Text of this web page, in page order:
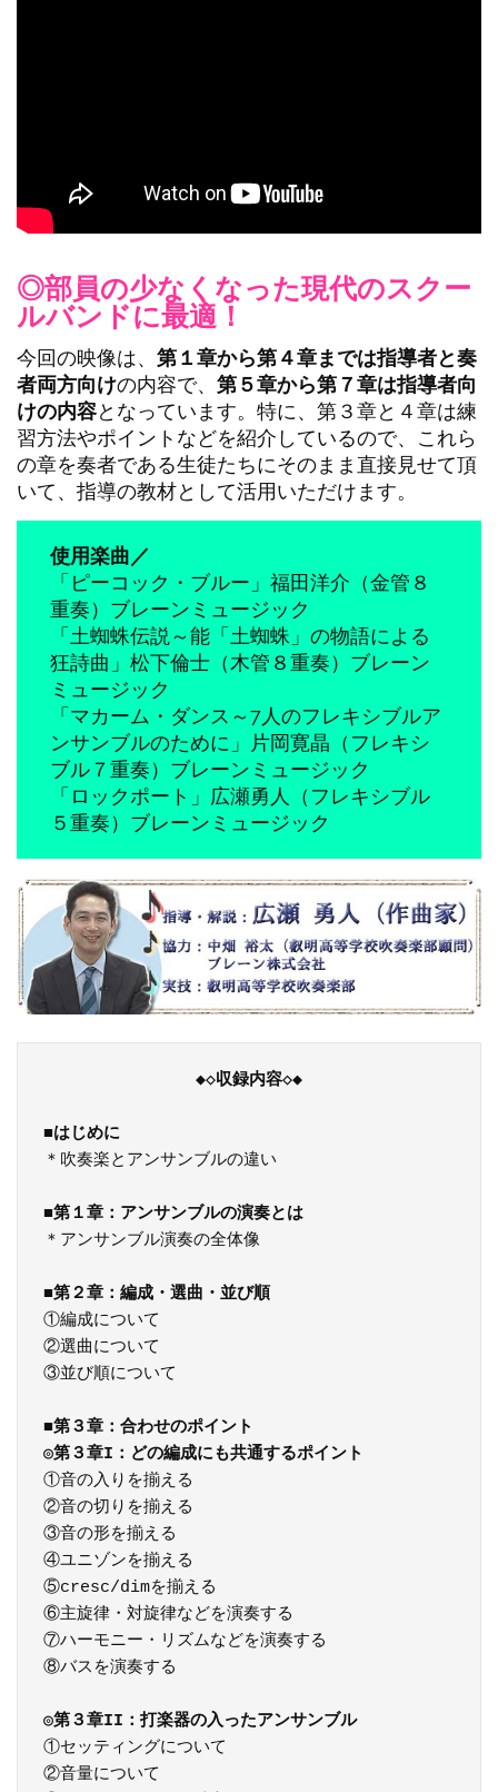
◎部員の少なくなった現代のスクー
ルバンドに最適！
今回の映像は、第１章から第４章までは指導者と奏
者両方向けの内容で、第５章から第７章は指導者向
けの内容となっています。特に、第３章と４章は練
習方法やポイントなどを紹介しているので、これら
の章を奏者である生徒たちにそのまま直接見せて頂
いて、指導の教材として活用いただけます。
使用楽曲／
「ピーコック・ブルー」福田洋介（金管８
重奏）ブレーンミュージック
「土蜘蛛伝説～能「土蜘蛛」の物語による
狂詩曲」松下倫士（木管８重奏）ブレーン
ミュージック
「マカーム・ダンス～7人のフレキシブルア
ンサンブルのために」片岡寛晶（フレキシ
ブル７重奏）ブレーンミュージック
「ロックポート」広瀬勇人（フレキシブル
５重奏）ブレーンミュージック
◆◇収録内容◇◆
■はじめに
＊吹奏楽とアンサンブルの違い
■第１章：アンサンブルの演奏とは
＊アンサンブル演奏の全体像
■第２章：編成・選曲・並び順
①編成について
②選曲について
③並び順について
■第３章：合わせのポイント
◎第３章I：どの編成にも共通するポイント
①音の入りを揃える
②音の切りを揃える
③音の形を揃える
④ユニゾンを揃える
⑤cresc/dimを揃える
⑥主旋律・対旋律などを演奏する
⑦ハーモニー・リズムなどを演奏する
⑧バスを演奏する
◎第３章II：打楽器の入ったアンサンブル
①セッティングについて
②音量について